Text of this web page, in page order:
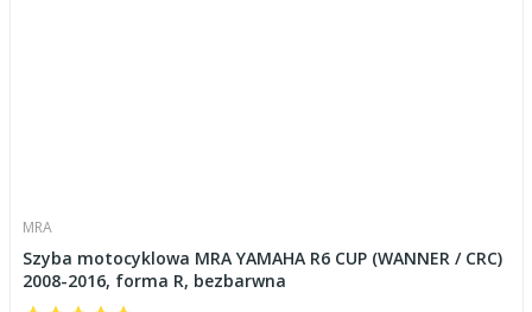
MRA
Szyba motocyklowa MRA YAMAHA R6 CUP (WANNER / CRC)
2008-2016, forma R, bezbarwna